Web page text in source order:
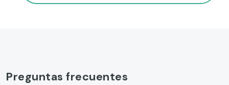
Preguntas frecuentes